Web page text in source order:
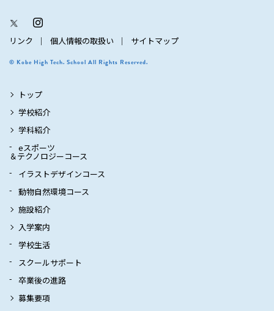
リンク 個人情報の取扱い サイトマップ
© Kobe High Tech. School All Rights Reserved.
トップ
学校紹介
学科紹介
eスポーツ
＆テクノロジーコース
イラストデザインコース
動物自然環境コース
施設紹介
入学案内
学校生活
スクールサポート
卒業後の進路
募集要項